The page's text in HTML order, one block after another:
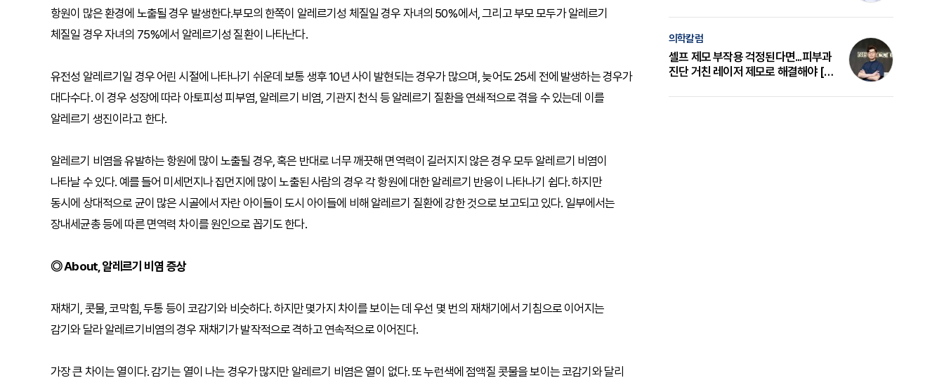
항원이 많은 환경에 노출될 경우 발생한다.부모의 한쪽이 알레르기성 체질일 경우 자녀의 50%에서, 그리고 부모 모두가 알레르기
체질일 경우 자녀의 75%에서 알레르기성 질환이 나타난다.
유전성 알레르기일 경우 어린 시절에 나타나기 쉬운데 보통 생후 10년 사이 발현되는 경우가 많으며, 늦어도 25세 전에 발생하는 경우가
대다수다. 이 경우 성장에 따라 아토피성 피부염, 알레르기 비염, 기관지 천식 등 알레르기 질환을 연쇄적으로 겪을 수 있는데 이를
알레르기 생진이라고 한다.
알레르기 비염을 유발하는 항원에 많이 노출될 경우, 혹은 반대로 너무 깨끗해 면역력이 길러지지 않은 경우 모두 알레르기 비염이
나타날 수 있다. 예를 들어 미세먼지나 집먼지에 많이 노출된 사람의 경우 각 항원에 대한 알레르기 반응이 나타나기 쉽다. 하지만
동시에 상대적으로 균이 많은 시골에서 자란 아이들이 도시 아이들에 비해 알레르기 질환에 강한 것으로 보고되고 있다. 일부에서는
장내세균총 등에 따른 면역력 차이를 원인으로 꼽기도 한다.
◎ About, 알레르기 비염 증상
재채기, 콧물, 코막힘, 두통 등이 코감기와 비슷하다. 하지만 몇가지 차이를 보이는 데 우선 몇 번의 재채기에서 기침으로 이어지는
감기와 달라 알레르기비염의 경우 재채기가 발작적으로 격하고 연속적으로 이어진다.
가장 큰 차이는 열이다. 감기는 열이 나는 경우가 많지만 알레르기 비염은 열이 없다. 또 누런색에 점액질 콧물을 보이는 코감기와 달리
의학칼럼
셀프 제모 부작용 걱정된다면...피부과
진단 거친 레이저 제모로 해결해야 [변